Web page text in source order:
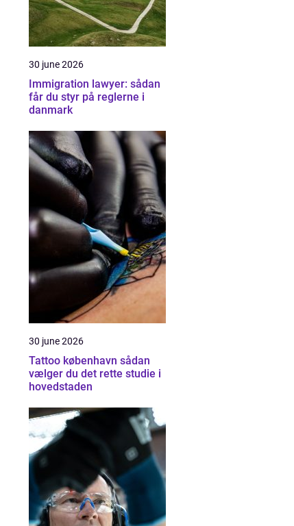
30 june 2026
Immigration lawyer: sådan
får du styr på reglerne i
danmark
30 june 2026
Tattoo københavn sådan
vælger du det rette studie i
hovedstaden